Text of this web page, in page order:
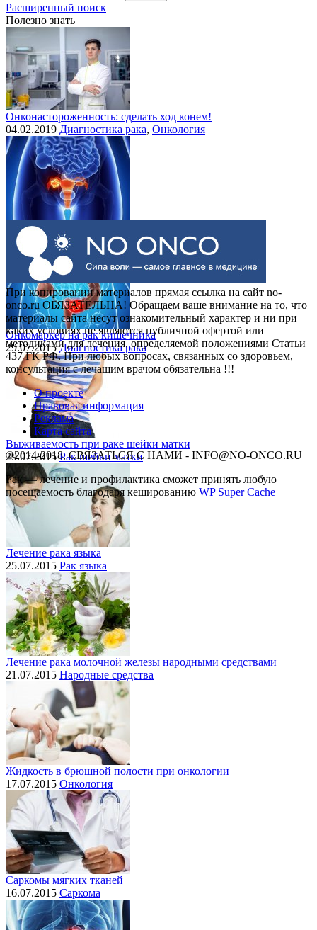
Расширенный поиск
Полезно знать
Онконастороженность: сделать ход конем!
04.02.2019 Диагностика рака, Онкология
Выделения при раке шейки матки
30.07.2015 Рак шейки матки
Онкомаркер на рак кишечника
29.07.2015 Диагностика рака
Выживаемость при раке шейки матки
29.07.2015 Рак шейки матки
Лечение рака языка
25.07.2015 Рак языка
Лечение рака молочной железы народными средствами
21.07.2015 Народные средства
Жидкость в брюшной полости при онкологии
17.07.2015 Онкология
Саркомы мягких тканей
16.07.2015 Саркома
При копировании материалов прямая ссылка на сайт no-
onco.ru ОБЯЗАТЕЛЬНА! Обращаем ваше внимание на то, что
материалы сайта несут ознакомительный характер и ни при
каких условиях не являются публичной офертой или
методиками для лечения, определяемой положениями Статьи
437 ГК РФ. При любых вопросах, связанных со здоровьем,
консультация с лечащим врачом обязательна !!!
О проекте
Правовая информация
Реклама
Карта сайта
©2014-2018, СВЯЗАТЬСЯ С НАМИ - INFO@NO-ONCO.RU
Рак — лечение и профилактика cможет принять любую
посещаемость благодаря кешированию WP Super Cache